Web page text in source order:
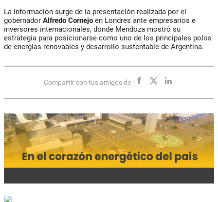
La información surge de la presentación realizada por el
gobernador Alfredo Cornejo en Londres ante empresarios e
inversores internacionales, donde Mendoza mostró su
estrategia para posicionarse como uno de los principales polos
de energías renovables y desarrollo sustentable de Argentina.
Compartir con tus amigos de